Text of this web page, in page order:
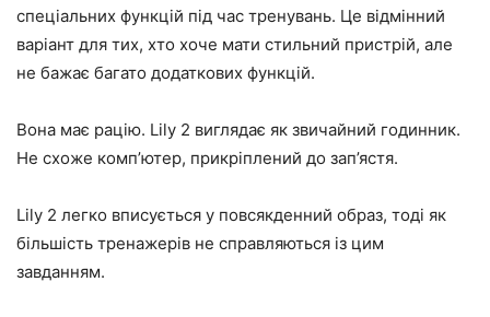
спеціальних функцій під час тренувань. Це відмінний
варіант для тих, хто хоче мати стильний пристрій, але
не бажає багато додаткових функцій.
Вона має рацію. Lily 2 виглядає як звичайний годинник.
Не схоже комп’ютер, прикріплений до зап’ястя.
Lily 2 легко вписується у повсякденний образ, тоді як
більшість тренажерів не справляються із цим
завданням.